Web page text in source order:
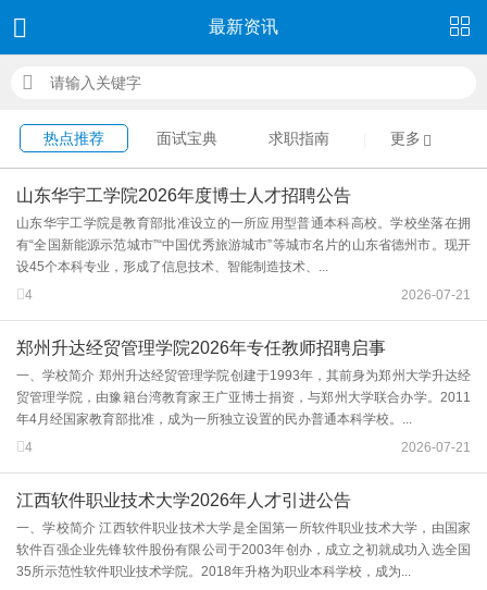
最新资讯
热点推荐 面试宝典 求职指南 更多
山东华宇工学院2026年度博士人才招聘公告
山东华宇工学院是教育部批准设立的一所应用型普通本科高校。学校坐落在拥
有“全国新能源示范城市”“中国优秀旅游城市”等城市名片的山东省德州市。现开
设45个本科专业，形成了信息技术、智能制造技术、...
4
2026-07-21
郑州升达经贸管理学院2026年专任教师招聘启事
一、学校简介 郑州升达经贸管理学院创建于1993年，其前身为郑州大学升达经
贸管理学院，由豫籍台湾教育家王广亚博士捐资，与郑州大学联合办学。2011
年4月经国家教育部批准，成为一所独立设置的民办普通本科学校。...
4
2026-07-21
江西软件职业技术大学2026年人才引进公告
一、学校简介 江西软件职业技术大学是全国第一所软件职业技术大学，由国家
软件百强企业先锋软件股份有限公司于2003年创办，成立之初就成功入选全国
35所示范性软件职业技术学院。2018年升格为职业本科学校，成为...